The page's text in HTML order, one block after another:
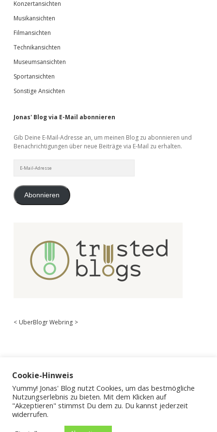
Konzertansichten
Musikansichten
Filmansichten
Technikansichten
Museumsansichten
Sportansichten
Sonstige Ansichten
Jonas' Blog via E-Mail abonnieren
Gib Deine E-Mail-Adresse an, um meinen Blog zu abonnieren und
Benachrichtigungen über neue Beiträge via E-Mail zu erhalten.
Mail-
Abonnieren
< UberBlogr Webring >
Cookie-Hinweis
Yummy! Jonas' Blog nutzt Cookies, um das bestmögliche
Nutzungserlebnis zu bieten. Mit dem Klicken auf
"Akzeptieren" stimmst Du dem zu. Du kannst jederzeit
widerrufen.